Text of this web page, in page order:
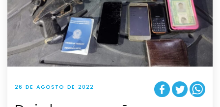
26 DE AGOSTO DE 2022